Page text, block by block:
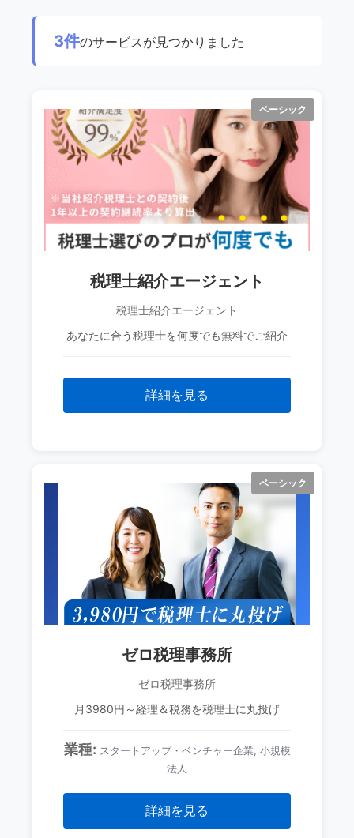
3件のサービスが見つかりました
ベーシック
税理士紹介エージェント
税理士紹介エージェント
あなたに合う税理士を何度でも無料でご紹介
詳細を見る
ベーシック
ゼロ税理事務所
ゼロ税理事務所
月3980円～経理＆税務を税理士に丸投げ
業種: スタートアップ・ベンチャー企業, 小規模
法人
詳細を見る